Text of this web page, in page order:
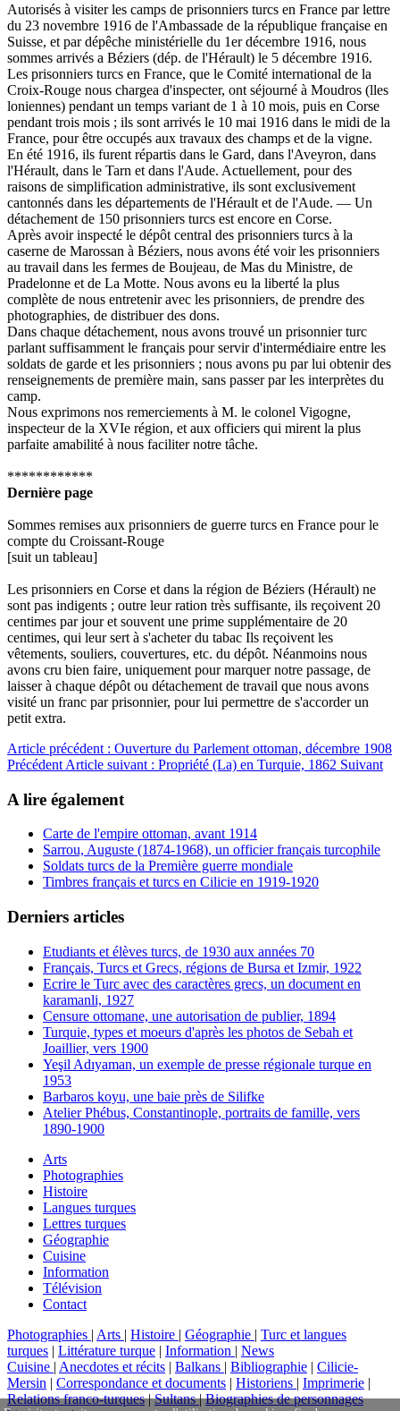
Autorisés à visiter les camps de prisonniers turcs en France par lettre
du 23 novembre 1916 de l'Ambassade de la république française en
Suisse, et par dépêche ministérielle du 1er décembre 1916, nous
sommes arrivés a Béziers (dép. de l'Hérault) le 5 décembre 1916.
Les prisonniers turcs en France, que le Comité international de la
Croix-Rouge nous chargea d'inspecter, ont séjourné à Moudros (lles
loniennes) pendant un temps variant de 1 à 10 mois, puis en Corse
pendant trois mois ; ils sont arrivés le 10 mai 1916 dans le midi de la
France, pour être occupés aux travaux des champs et de la vigne.
En été 1916, ils furent répartis dans le Gard, dans l'Aveyron, dans
l'Hérault, dans le Tarn et dans l'Aude. Actuellement, pour des
raisons de simplification administrative, ils sont exclusivement
cantonnés dans les départements de l'Hérault et de l'Aude. — Un
détachement de 150 prisonniers turcs est encore en Corse.
Après avoir inspecté le dépôt central des prisonniers turcs à la
caserne de Marossan à Béziers, nous avons été voir les prisonniers
au travail dans les fermes de Boujeau, de Mas du Ministre, de
Pradelonne et de La Motte. Nous avons eu la liberté la plus
complète de nous entretenir avec les prisonniers, de prendre des
photographies, de distribuer des dons.
Dans chaque détachement, nous avons trouvé un prisonnier turc
parlant suffisamment le français pour servir d'intermédiaire entre les
soldats de garde et les prisonniers ; nous avons pu par lui obtenir des
renseignements de première main, sans passer par les interprètes du
camp.
Nous exprimons nos remerciements à M. le colonel Vigogne,
inspecteur de la XVIe région, et aux officiers qui mirent la plus
parfaite amabilité à nous faciliter notre tâche.
************
Dernière page
Sommes remises aux prisonniers de guerre turcs en France pour le
compte du Croissant-Rouge
[suit un tableau]
Les prisonniers en Corse et dans la région de Béziers (Hérault) ne
sont pas indigents ; outre leur ration très suffisante, ils reçoivent 20
centimes par jour et souvent une prime supplémentaire de 20
centimes, qui leur sert à s'acheter du tabac Ils reçoivent les
vêtements, souliers, couvertures, etc. du dépôt. Néanmoins nous
avons cru bien faire, uniquement pour marquer notre passage, de
laisser à chaque dépôt ou détachement de travail que nous avons
visité un franc par prisonnier, pour lui permettre de s'accorder un
petit extra.
Article précédent : Ouverture du Parlement ottoman, décembre 1908
Précédent Article suivant : Propriété (La) en Turquie, 1862 Suivant
A lire également
Carte de l'empire ottoman, avant 1914
Sarrou, Auguste (1874-1968), un officier français turcophile
Soldats turcs de la Première guerre mondiale
Timbres français et turcs en Cilicie en 1919-1920
Derniers articles
Etudiants et élèves turcs, de 1930 aux années 70
Français, Turcs et Grecs, régions de Bursa et Izmir, 1922
Ecrire le Turc avec des caractères grecs, un document en
karamanli, 1927
Censure ottomane, une autorisation de publier, 1894
Turquie, types et moeurs d'après les photos de Sebah et
Joaillier, vers 1900
Yeşil Adıyaman, un exemple de presse régionale turque en
1953
Barbaros koyu, une baie près de Silifke
Atelier Phébus, Constantinople, portraits de famille, vers
1890-1900
Arts
Photographies
Histoire
Langues turques
Lettres turques
Géographie
Cuisine
Information
Télévision
Contact
Photographies | Arts | Histoire | Géographie | Turc et langues
turques | Littérature turque | Information | News
Cuisine | Anecdotes et récits | Balkans | Bibliographie | Cilicie-
Mersin | Correspondance et documents | Historiens | Imprimerie |
Relations franco-turques|Sultans|Biographies de personnages